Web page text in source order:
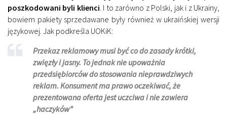
poszkodowani byli klienci. I to zarówno z Polski, jak i z Ukrainy,
bowiem pakiety sprzedawane były również w ukraińskiej wersji
językowej. Jak podkreśla UOKiK:
Przekaz reklamowy musi być co do zasady krótki,
zwięzły i jasny. To jednak nie upoważnia
przedsiębiorców do stosowania nieprawdziwych
reklam. Konsument ma prawo oczekiwać, że
prezentowana oferta jest uczciwa i nie zawiera
„haczyków”